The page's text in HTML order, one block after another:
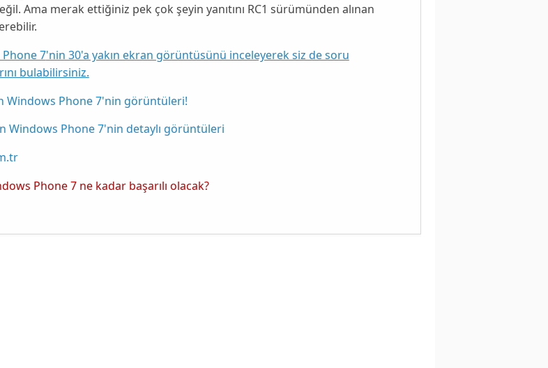
Ama merak ettiğiniz pek çok şeyin yanıtını RC1 sürümünden alınan
7'nin 30'a yakın ekran görüntüsünü inceleyerek siz de soru
bulabilirsiniz.
Windows Phone 7'nin görüntüleri!
Windows Phone 7'nin detaylı görüntüleri
Phone 7 ne kadar başarılı olacak?